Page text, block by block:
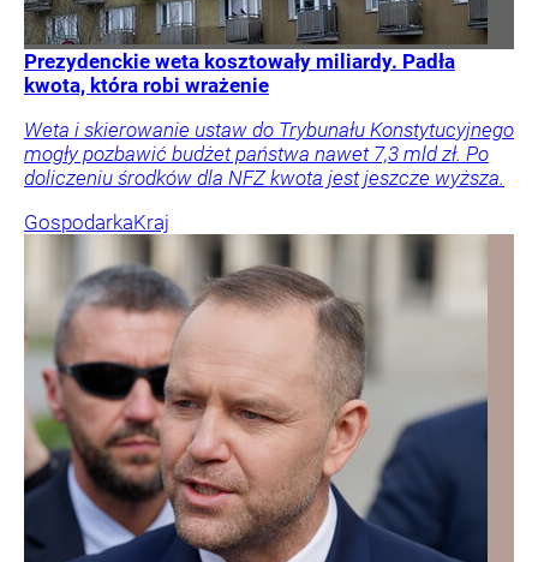
Prezydenckie weta kosztowały miliardy. Padła
kwota, która robi wrażenie
Weta i skierowanie ustaw do Trybunału Konstytucyjnego
mogły pozbawić budżet państwa nawet 7,3 mld zł. Po
doliczeniu środków dla NFZ kwota jest jeszcze wyższa.
GospodarkaKraj